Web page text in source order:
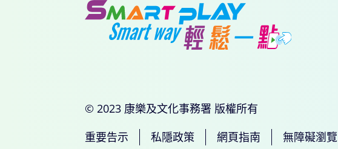
© 2023 康樂及文化事務署 版權所有
重要告示
私隱政策 網頁指南 無障礙瀏覽